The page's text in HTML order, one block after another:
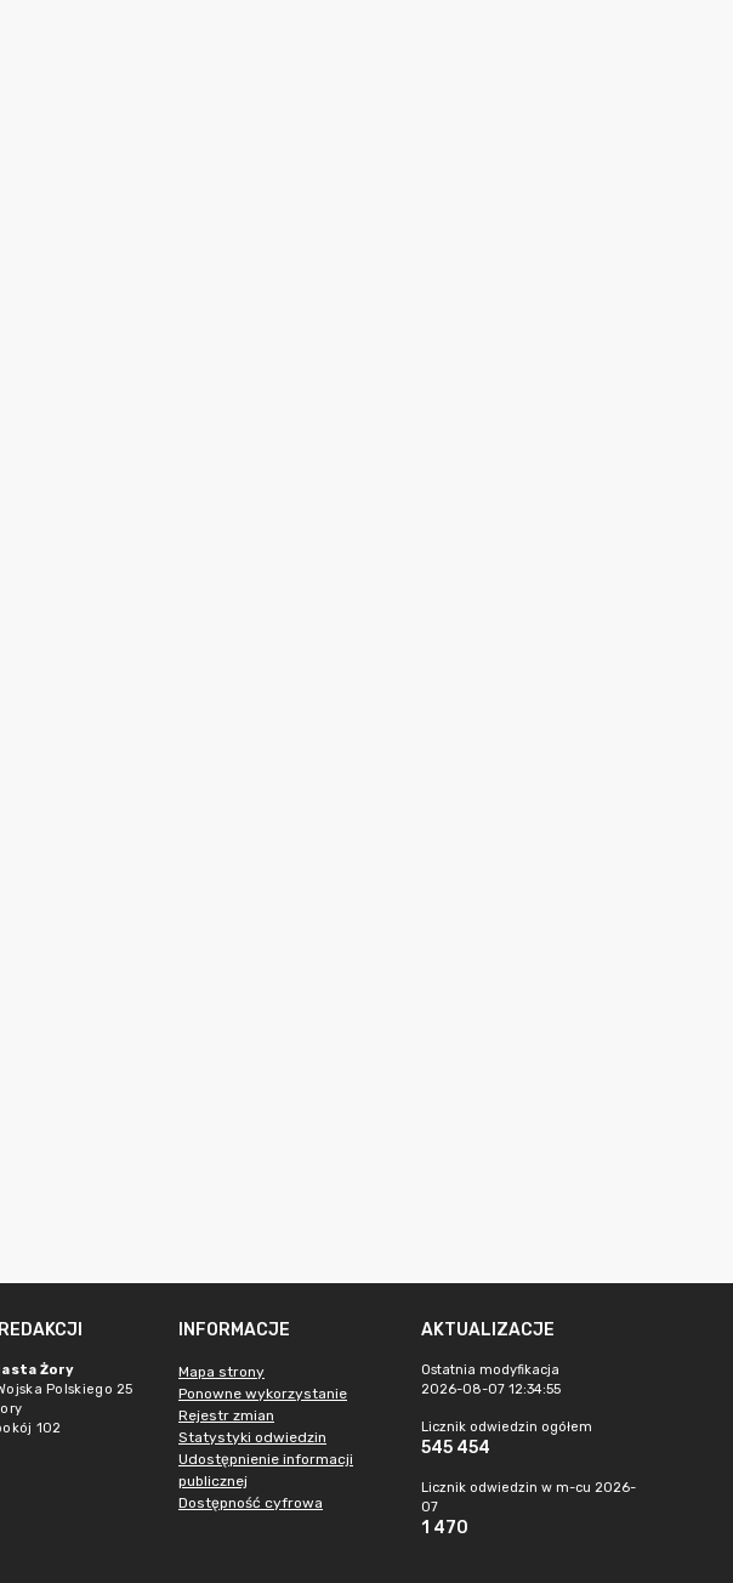
Żory
Polskiego 25
102
INFORMACJE
Mapa strony
Ponowne wykorzystanie
Rejestr zmian
Statystyki odwiedzin
Udostępnienie informacji
publicznej
Dostępność cyfrowa
AKTUALIZACJE
Ostatnia modyfikacja
2026-08-07 12:34:55
Licznik odwiedzin ogółem
545 454
Licznik odwiedzin w m-cu 2026-
07
1 470